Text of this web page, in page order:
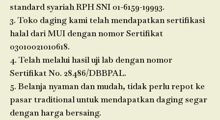
standard syariah RPH SNI 01-6159-19993.
3. Toko daging kami telah mendapatkan sertifikasi
halal dari MUI dengan nomor Sertifikat
03010021010618.
4. Telah melalui hasil uji lab dengan nomor
Sertifikat No. 28486/DBBPAL.
5. Belanja nyaman dan mudah, tidak perlu repot ke
pasar traditional untuk mendapatkan daging segar
dengan harga bersaing.